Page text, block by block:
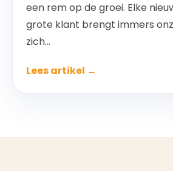
een rem op de groei. Elke
grote klant brengt immers
zich...
Lees artikel →